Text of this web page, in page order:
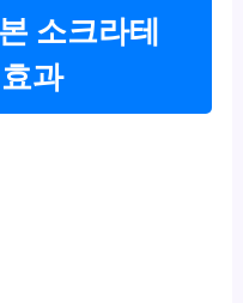
소크라테
과